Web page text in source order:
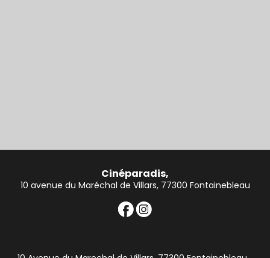
Cinéparadis,
10 avenue du Maréchal de Villars, 77300 Fontainebleau